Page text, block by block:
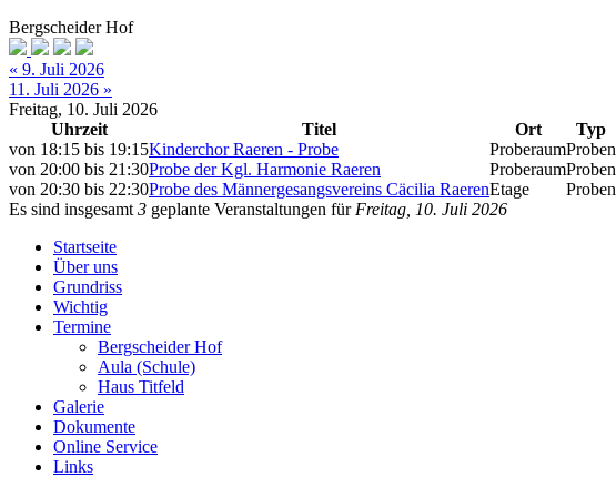
Bergscheider Hof
« 9. Juli 2026
11. Juli 2026 »
Freitag, 10. Juli 2026
Uhrzeit
Titel Ort
Typ
von 18:15 bis 19:15Kinderchor Raeren - Probe ProberaumProben
von 20:00 bis 21:30Probe der Kgl. Harmonie Raeren ProberaumProben
von 20:30 bis 22:30Probe des Männergesangsvereins Cäcilia RaerenEtage
Proben
Es sind insgesamt 3 geplante Veranstaltungen für Freitag, 10. Juli 2026
Startseite
Über uns
Grundriss
Wichtig
Termine
Bergscheider Hof
Aula (Schule)
Haus Titfeld
Galerie
Dokumente
Online Service
Links